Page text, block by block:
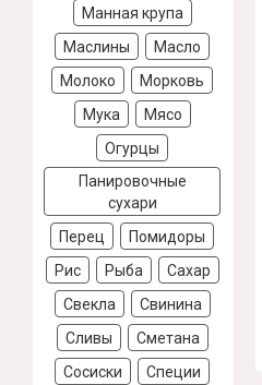
Манная крупа
Маслины
Масло
Молоко
Морковь
Мука
Мясо
Огурцы
Панировочные
сухари
Перец
Помидоры
Рис
Рыба
Сахар
Свекла
Свинина
Сливы
Сметана
Сосиски
Специи